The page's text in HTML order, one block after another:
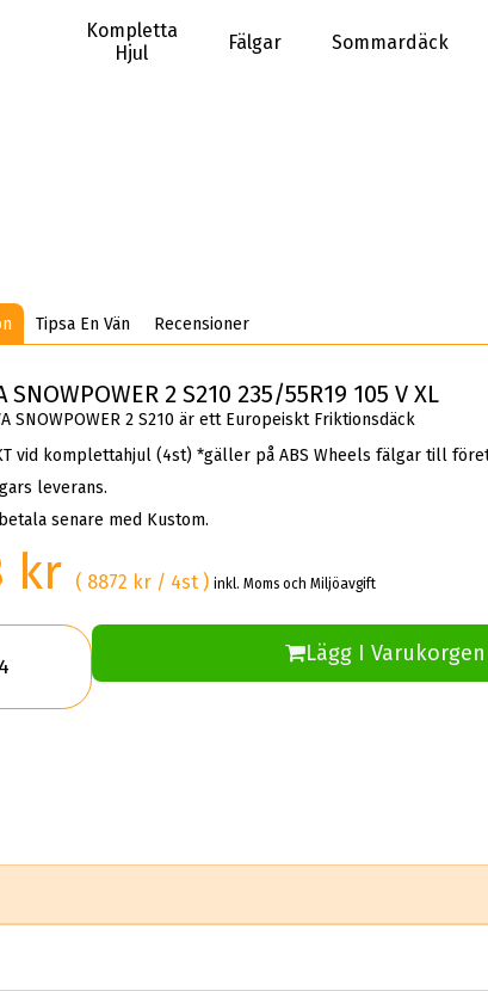
Kompletta
Hjul
Fälgar Sommardäck
Tipsa En Vän Recensioner
SNOWPOWER 2 S210 235/55R19 105 V XL
SNOWPOWER 2 S210 är ett Europeiskt Friktionsdäck
vid komplettahjul (4st) *gäller på ABS Wheels fälgar till
leverans.
senare med Kustom.
kr ( 8872 kr / 4st )inkl. Moms och Miljöavgift
Lägg I Varukorgen